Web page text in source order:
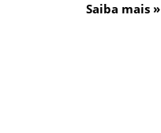
Saiba mais »